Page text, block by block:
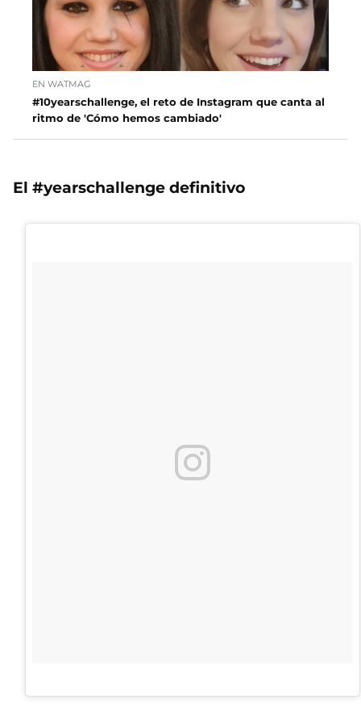
EN WATMAG
#10yearschallenge, el reto de Instagram que canta al
ritmo de 'Cómo hemos cambiado'
El #yearschallenge definitivo